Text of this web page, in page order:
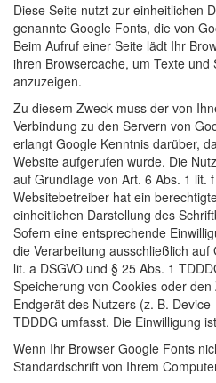
Diese Seite nutzt zur einheitlichen
genannte Google Fonts, die von
Beim Aufruf einer Seite lädt Ihr
ihren Browsercache, um Texte und
anzuzeigen.
Zu diesem Zweck muss der von
Verbindung zu den Servern von
erlangt Google Kenntnis darüber,
Website aufgerufen wurde. Die
auf Grundlage von Art. 6 Abs. 1 lit.
Websitebetreiber hat ein
einheitlichen Darstellung des
Sofern eine entsprechende
die Verarbeitung ausschließlich auf
lit. a DSGVO und § 25 Abs. 1
Speicherung von Cookies oder
Endgerät des Nutzers (z. B.
TDDDG umfasst. Die Einwilligung
Wenn Ihr Browser Google Fonts
Standardschrift von Ihrem